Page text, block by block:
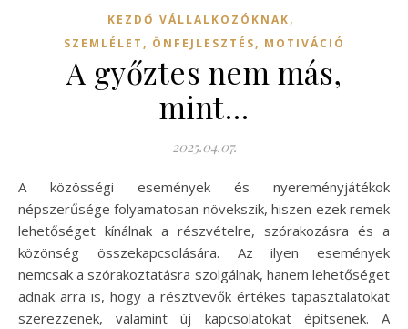
KEZDŐ VÁLLALKOZÓKNAK,
SZEMLÉLET, ÖNFEJLESZTÉS, MOTIVÁCIÓ
A győztes nem más,
mint…
2025.04.07.
A közösségi események és nyereményjátékok
népszerűsége folyamatosan növekszik, hiszen ezek remek
lehetőséget kínálnak a részvételre, szórakozásra és a
közönség összekapcsolására. Az ilyen események
nemcsak a szórakoztatásra szolgálnak, hanem lehetőséget
adnak arra is, hogy a résztvevők értékes tapasztalatokat
szerezzenek, valamint új kapcsolatokat építsenek. A